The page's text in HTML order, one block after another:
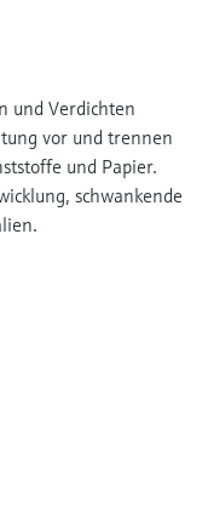
und Verdichten
vor und trennen
und Papier.
schwankende